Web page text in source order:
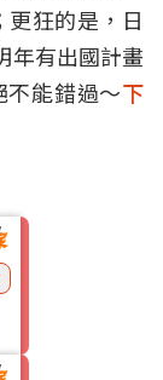
狂的是，日
年有出國計畫
不能錯過～下